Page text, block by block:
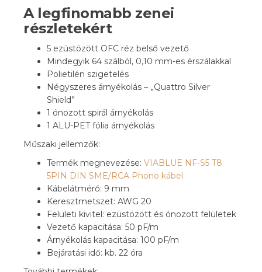
A legfinomabb zenei
részletekért
5 ezüstözött OFC réz belső vezető
Mindegyik 64 szálból, 0,10 mm-es érszálakkal
Polietilén szigetelés
Négyszeres árnyékolás – „Quattro Silver
Shield”
1 ónozott spirál árnyékolás
1 ALU-PET fólia árnyékolás
Műszaki jellemzők:
Termék megnevezése: VIABLUE NF-S5 T8
5PIN DIN SME/RCA Phono kábel
Kábelátmérő: 9 mm
Keresztmetszet: AWG 20
Felületi kivitel: ezüstözött és ónozott felületek
Vezető kapacitása: 50 pF/m
Árnyékolás kapacitása: 100 pF/m
Bejáratási idő: kb. 22 óra